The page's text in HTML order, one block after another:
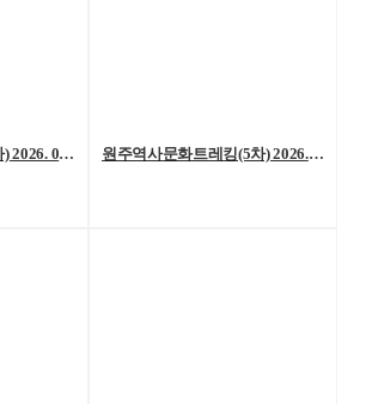
원주힐링 맨발걷기(6차) 2026. 08. 01. (토) 원주역사문화트레킹(5차) 2026. 07. 25.(토)